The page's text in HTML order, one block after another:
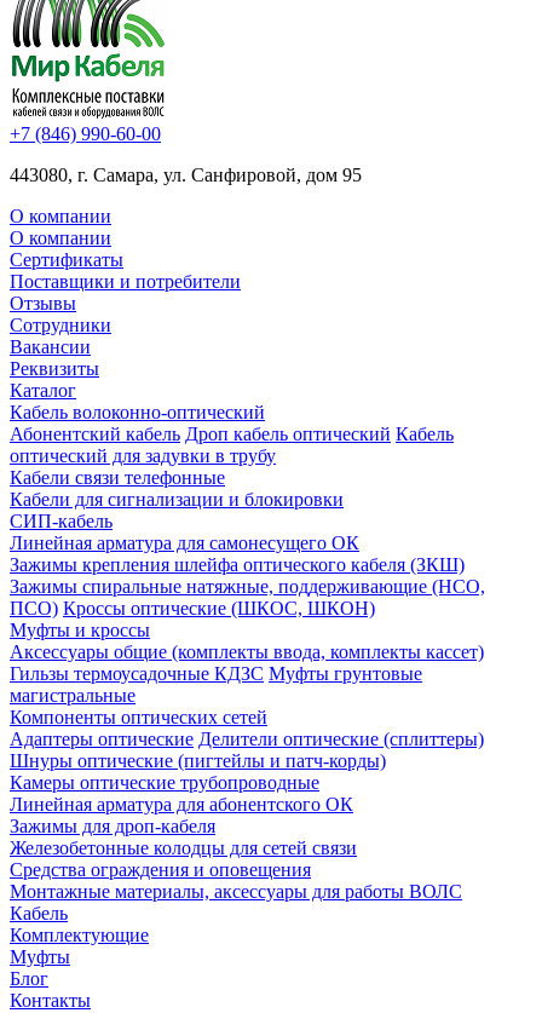
+7 (846) 990-60-00
443080, г. Самара, ул. Санфировой, дом 95
О компании
О компании
Сертификаты
Поставщики и потребители
Отзывы
Сотрудники
Вакансии
Реквизиты
Каталог
Кабель волоконно-оптический
Абонентский кабель Дроп кабель оптический Кабель
оптический для задувки в трубу
Кабели связи телефонные
Кабели для сигнализации и блокировки
СИП-кабель
Линейная арматура для самонесущего ОК
Зажимы крепления шлейфа оптического кабеля (ЗКШ)
Зажимы спиральные натяжные, поддерживающие (НСО,
ПСО) Кроссы оптические (ШКОС, ШКОН)
Муфты и кроссы
Аксессуары общие (комплекты ввода, комплекты кассет)
Гильзы термоусадочные КДЗС Муфты грунтовые
магистральные
Компоненты оптических сетей
Адаптеры оптические Делители оптические (сплиттеры)
Шнуры оптические (пигтейлы и патч-корды)
Камеры оптические трубопроводные
Линейная арматура для абонентского ОК
Зажимы для дроп-кабеля
Железобетонные колодцы для сетей связи
Средства ограждения и оповещения
Монтажные материалы, аксессуары для работы ВОЛС
Кабель
Комплектующие
Муфты
Блог
Контакты